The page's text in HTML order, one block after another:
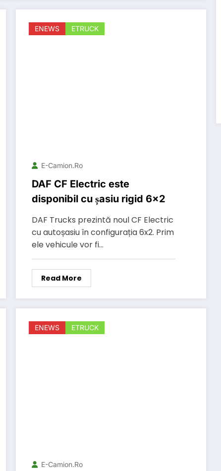
ENEWS ETRUCK
E-Camion.ro
DAF CF Electric este
disponibil cu șasiu rigid 6×2
DAF Trucks prezintă noul CF Electric
cu autoșasiu în configurația 6x2. Prim
ele vehicule vor fi…
Read More
ENEWS ETRUCK
E-Camion.ro